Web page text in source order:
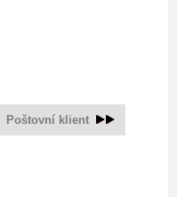
Poštovní klient